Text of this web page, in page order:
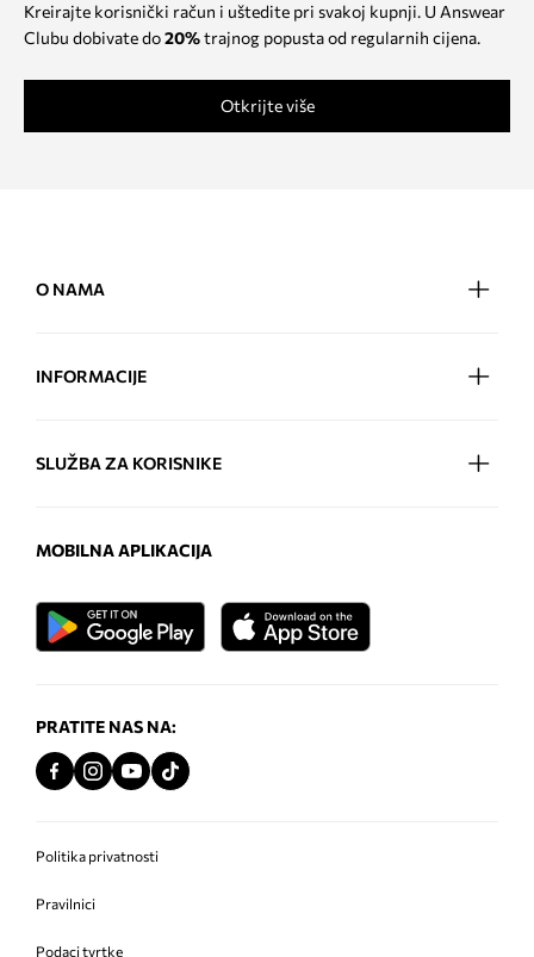
Kreirajte korisnički račun i uštedite pri svakoj kupnji. U Answear
Clubu dobivate do20%trajnog popusta od regularnih cijena.
Otkrijte više
O NAMA
INFORMACIJE
SLUŽBA ZA KORISNIKE
MOBILNA APLIKACIJA
PRATITE NAS NA:
Politika privatnosti
Pravilnici
Podaci tvrtke